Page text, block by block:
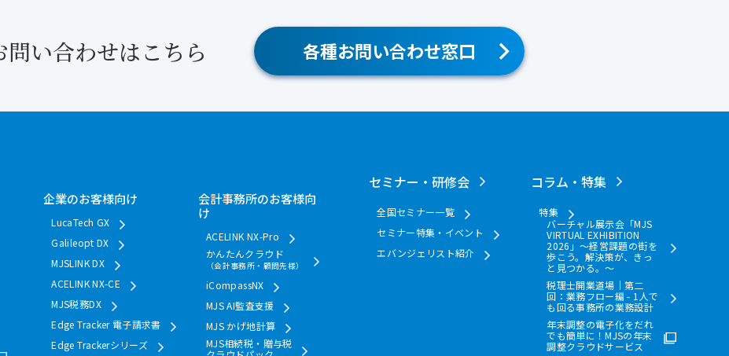
問い合わせはこちら 各種お問い合わせ窓口
企業のお客様向け
LucaTech GX
Galileopt DX
MJSLINK DX
ACELINK NX-CE
MJS税務DX
Edge Tracker 電子請求書
Edge Trackerシリーズ
会計事務所のお客様向
け
ACELINK NX-Pro
かんたんクラウド
（会計事務所・顧問先様）
iCompassNX
MJS AI監査支援
MJS かげ地計算
MJS相続税・贈与税
セミナー・研修会
全国セミナー一覧
セミナー特集・イベント
エバンジェリスト紹介
コラム・特集
特集
バーチャル展示会「MJS
VIRTUAL EXHIBITION
2026」～経営課題の街を
歩こう。解決策が、きっ
と見つかる。～
税理士開業道場｜第二
回：業務フロー編 - 1人で
も回る事務所の業務設計
年末調整の電子化をだれ
でも簡単に！MJSの年末
調整クラウドサービス